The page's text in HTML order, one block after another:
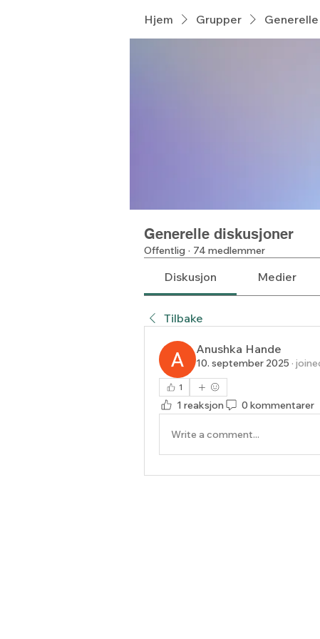
Hjem Grupper
Generelle diskusjoner
Offentlig · 74 medlemmer
Diskusjon Medier
Tilbake
Anushka Hande
10. september 2025 ·
1
1 reaksjon 0 kommentarer
Write a comment...